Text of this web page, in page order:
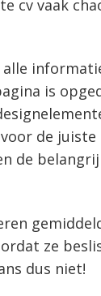
cv vaak
alle
is
de juiste
de
ze
dus niet!